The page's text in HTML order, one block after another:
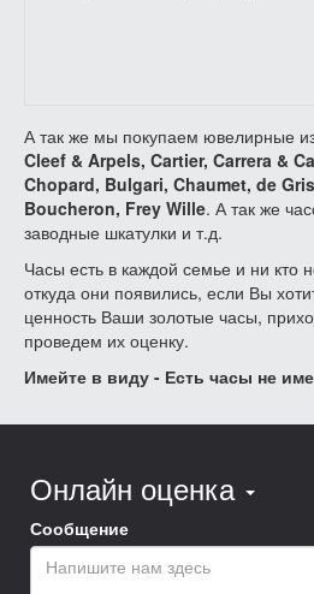
А так же мы покупаем ювелирные
Cleef & Arpels, Cartier, Carrera &
Chopard, Bulgari, Chaumet, de
Boucheron, Frey Wille. А так же
заводные шкатулки и т.д.
Часы есть в каждой семье и ни кто
откуда они появились, если Вы
ценность Ваши золотые часы,
проведем их оценку.
Имейте в виду - Есть часы не
Онлайн оценка
Сообщение